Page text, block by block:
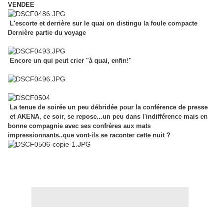
VENDEE
L'escorte et derrière sur le quai on distingu la foule compacte
Dernière partie du voyage
Encore un qui peut crier "à quai, enfin!"
La tenue de soirée un peu débridée pour la conférence de presse
et AKENA, ce soir, se repose...un peu dans l'indifférence mais en
bonne compagnie avec ses confrères aux mats
impressionnants..que vont-ils se raconter cette nuit ?